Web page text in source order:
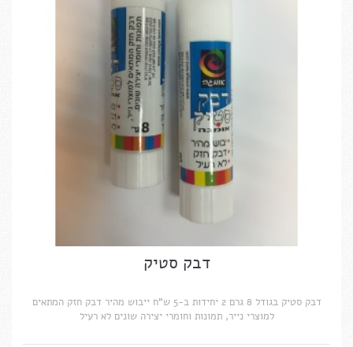
דבק סטיק
דבק סטיק בגודל 8 גרם 2 יחידות ב-5 ש"ח ייבוש מהיר דבק חזק המתאים
למוצרי נייר, תמונות וחומרי יצירה שונים לא רעיל